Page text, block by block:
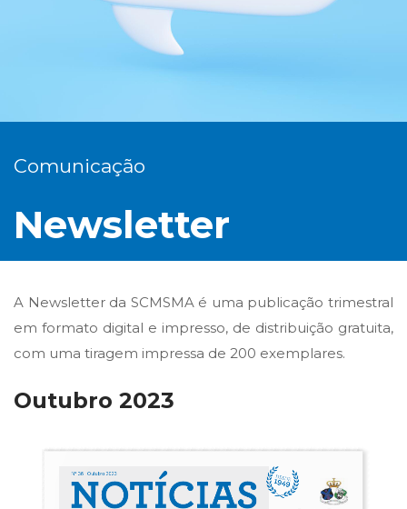
Comunicação
Newsletter
A Newsletter da SCMSMA é uma publicação trimestral
em formato digital e impresso, de distribuição gratuita,
com uma tiragem impressa de 200 exemplares.
Outubro 2023